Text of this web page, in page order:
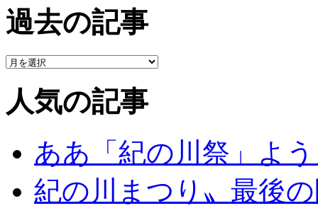
過去の記事
人気の記事
ああ「紀の川祭」よ
紀の川まつり〟最後